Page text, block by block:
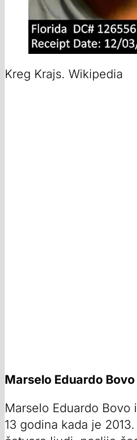
Kreg Krajs. Wikipedia
Marselo Eduardo Bovo
Marselo Eduardo Bovo
13 godina kada je